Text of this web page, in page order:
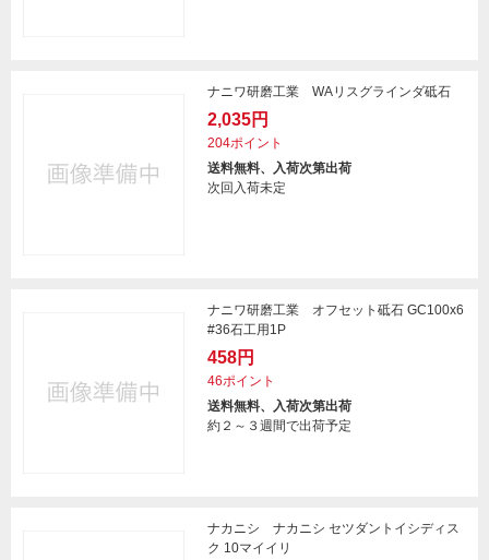
ナニワ研磨工業 WAリスグラインダ砥石
2,035円
204ポイント
送料無料、入荷次第出荷
次回入荷未定
ナニワ研磨工業 オフセット砥石 GC100x6
#36石工用1P
458円
46ポイント
送料無料、入荷次第出荷
約２～３週間で出荷予定
ナカニシ ナカニシ セツダントイシディス
ク 10マイイリ